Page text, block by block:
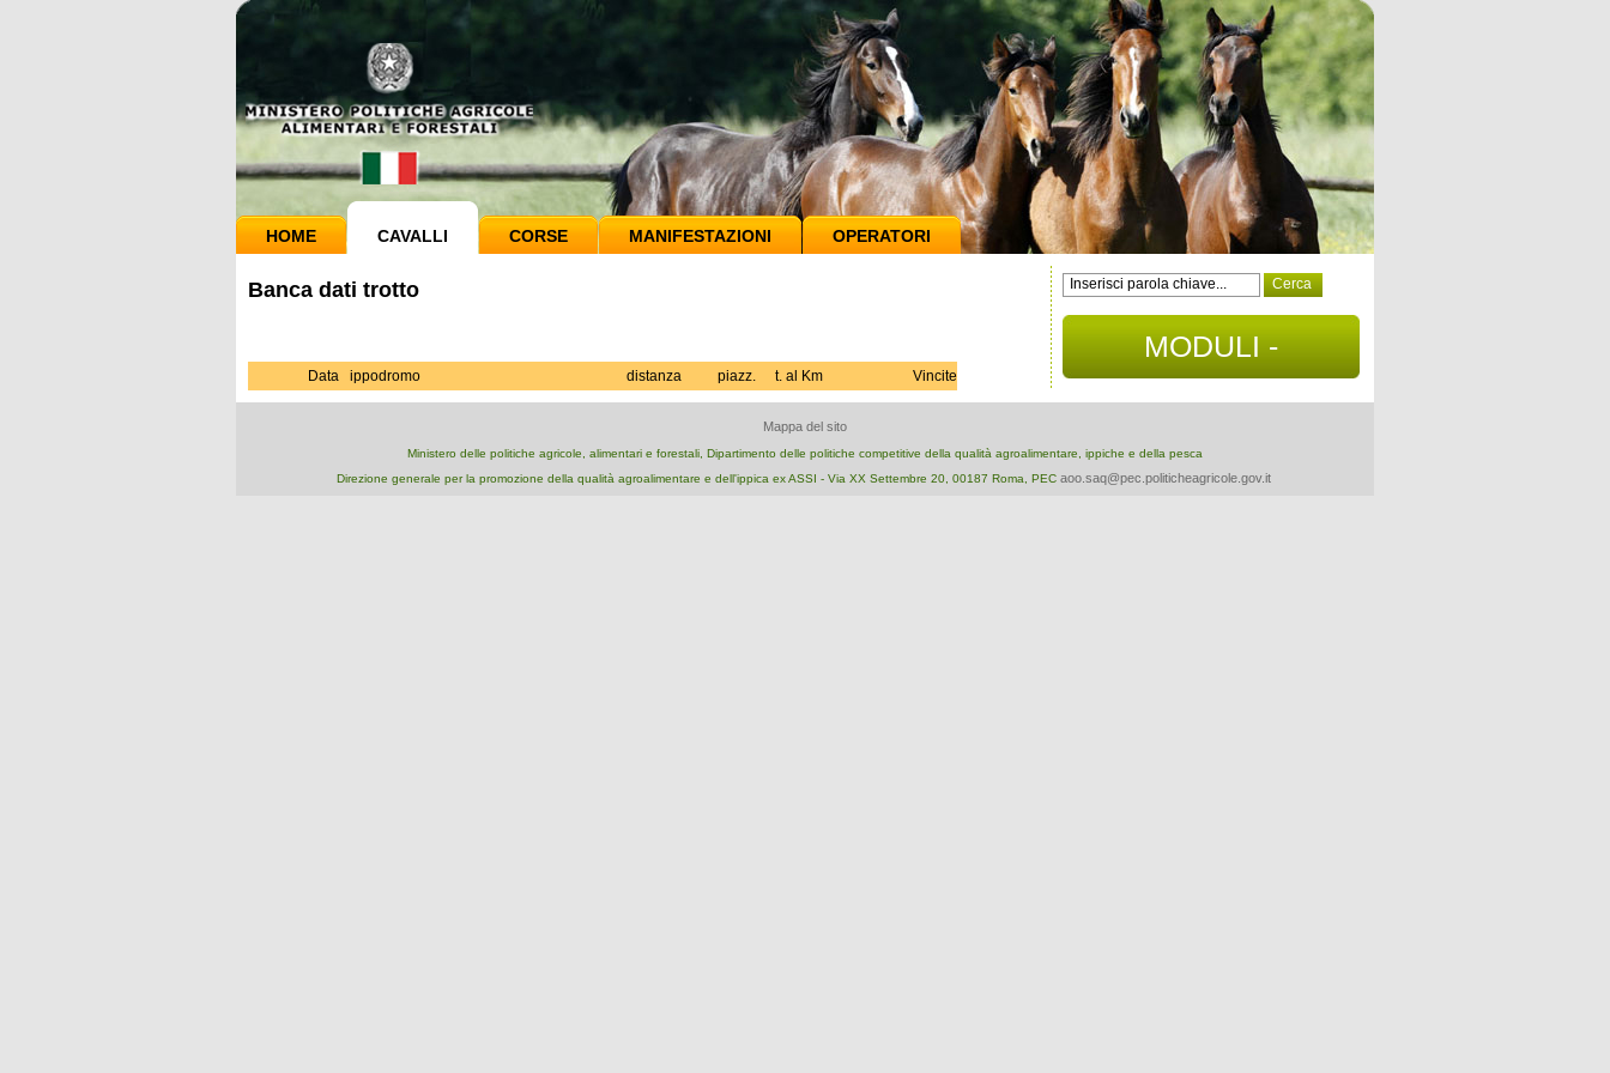
HOME CAVALLI CORSE MANIFESTAZIONI OPERATORI
Banca dati trotto
Data ippodromo distanza piazz. t. al Km Vincite
MODULI -
DOCUMENTI
Mappa del sito
Ministero delle politiche agricole, alimentari e forestali, Dipartimento delle politiche competitive della qualità agroalimentare, ippiche e della pesca
Direzione generale per la promozione della qualità agroalimentare e dell'ippica ex ASSI - Via XX Settembre 20, 00187 Roma, PEC aoo.saq@pec.politicheagricole.gov.it